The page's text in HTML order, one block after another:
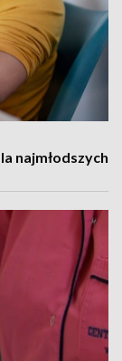
najmłodszych